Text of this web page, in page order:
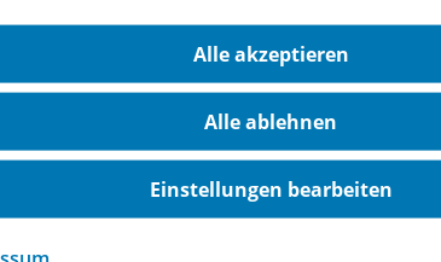
Produkte
3. Schuljahr
Alle akzeptieren
Alle ablehnen
Einstellungen bearbeiten